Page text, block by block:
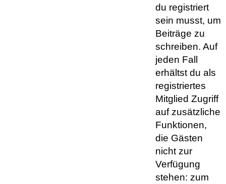
du registriert
sein musst, um
Beiträge zu
schreiben. Auf
jeden Fall
erhältst du als
registriertes
Mitglied Zugriff
auf zusätzliche
Funktionen,
die Gästen
nicht zur
Verfügung
stehen: zum